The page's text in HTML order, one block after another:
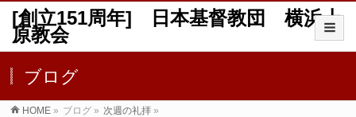
[創立151周年] 日本基督教団 横浜上
原教会
ブログ
HOME » ブログ » 次週の礼拝 »